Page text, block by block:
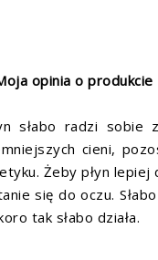
opinia o produkcie
słabo radzi sobie
cieni,
Żeby płyn
się do oczu.
tak słabo działa.